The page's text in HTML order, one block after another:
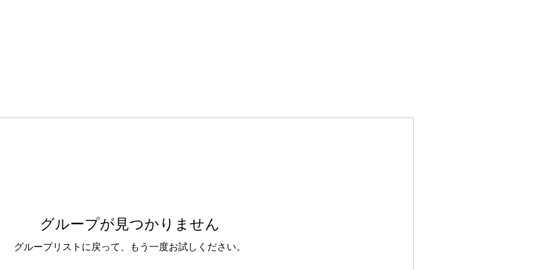
グループが見つかりません
グループリストに戻って、もう一度お試しください。